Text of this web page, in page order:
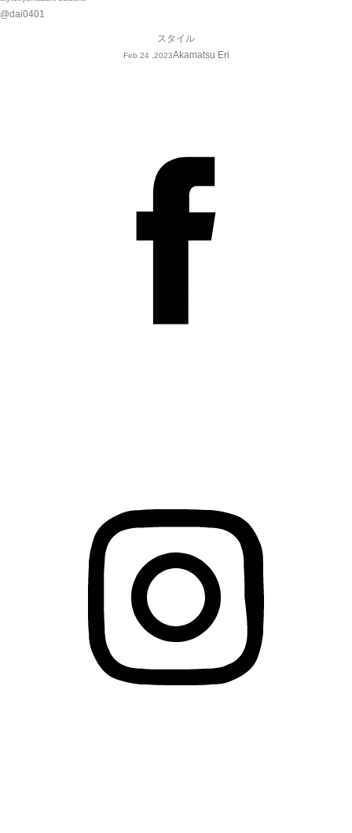
@dai0401
スタイル
Feb 24 ,2023Akamatsu Eri